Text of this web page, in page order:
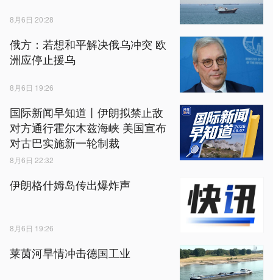
8月6日 20:28
俄方：若想和平解决俄乌冲突 欧
洲应停止援乌
8月6日 19:26
国际新闻早知道丨伊朗拟禁止敌
对方通行霍尔木兹海峡 美国宣布
对古巴实施新一轮制裁
8月6日 22:32
伊朗格什姆岛传出爆炸声
8月6日 19:26
莱茵河旱情冲击德国工业